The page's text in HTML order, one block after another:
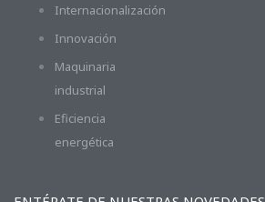
Internacionalización
Innovación
Maquinaria
industrial
Eficiencia
energética